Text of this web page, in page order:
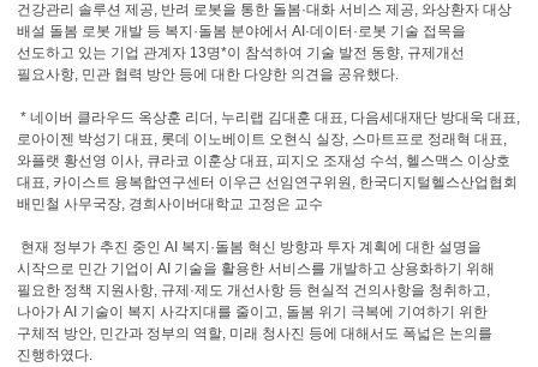
건강관리 솔루션 제공, 반려 로봇을 통한 돌봄·대화 서비스 제공, 와상환자 대상
배설 돌봄 로봇 개발 등 복지·돌봄 분야에서 AI·데이터·로봇 기술 접목을
선도하고 있는 기업 관계자 13명*이 참석하여 기술 발전 동향, 규제개선
필요사항, 민관 협력 방안 등에 대한 다양한 의견을 공유했다.
* 네이버 클라우드 옥상훈 리더, 누리랩 김대훈 대표, 다음세대재단 방대욱 대표,
로아이젠 박성기 대표, 롯데 이노베이트 오현식 실장, 스마트프로 정래혁 대표,
와플랫 황선영 이사, 큐라코 이훈상 대표, 피지오 조재성 수석, 헬스맥스 이상호
대표, 카이스트 융복합연구센터 이우근 선임연구위원, 한국디지털헬스산업협회
배민철 사무국장, 경희사이버대학교 고정은 교수
현재 정부가 추진 중인 AI 복지·돌봄 혁신 방향과 투자 계획에 대한 설명을
시작으로 민간 기업이 AI 기술을 활용한 서비스를 개발하고 상용화하기 위해
필요한 정책 지원사항, 규제·제도 개선사항 등 현실적 건의사항을 청취하고,
나아가 AI 기술이 복지 사각지대를 줄이고, 돌봄 위기 극복에 기여하기 위한
구체적 방안, 민간과 정부의 역할, 미래 청사진 등에 대해서도 폭넓은 논의를
진행하였다.